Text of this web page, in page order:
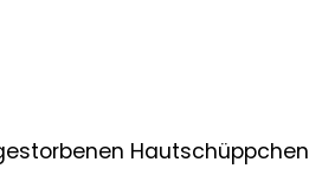
Hautschüppchen